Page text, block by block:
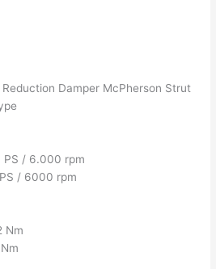
Damper McPherson Strut
PS / 6.000 rpm
/ 6000 rpm
Nm